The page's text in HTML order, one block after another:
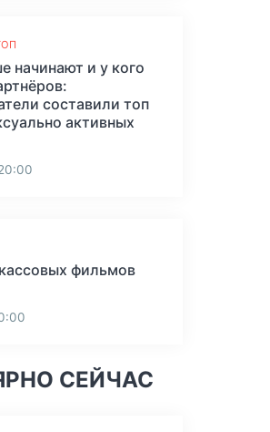
начинают и у кого
составили топ
активных
фильмов
СЕЙЧАС